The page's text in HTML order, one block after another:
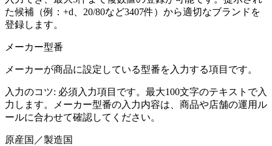
た候補（例：+d、20/80など3407件）から適切なブランドを
登録します。
メーカー型番
メーカーが商品に設定している型番を入力する項目です。
入力のコツ: 必須入力項目です。最大100文字のテキストで入
力します。メーカー型番の入力内容は、商品や店舗の運用ル
ールに合わせて確認してください。
原産国／製造国